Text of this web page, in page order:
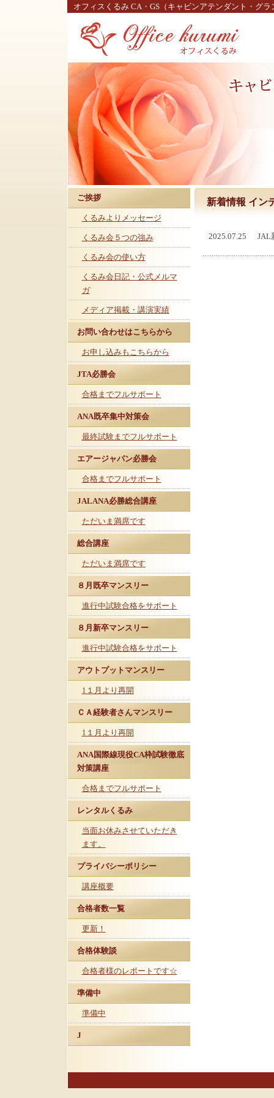
オフィスくるみ CA・GS（キャビンアテンダント・グ
ご挨拶
くるみよりメッセージ
くるみ会５つの強み
くるみ会の使い方
くるみ会日記・公式メルマ
ガ
メディア掲載・講演実績
お問い合わせはこちらから
お申し込みもこちらから
JTA必勝会
合格までフルサポート
ANA既卒集中対策会
最終試験までフルサポート
エアージャパン必勝会
合格までフルサポート
JALANA必勝総合講座
ただいま満席です
総合講座
ただいま満席です
８月既卒マンスリー
進行中試験合格をサポート
８月新卒マンスリー
進行中試験合格をサポート
アウトプットマンスリー
1１月より再開
ＣＡ経験者さんマンスリー
1１月より再開
ANA国際線現役CA枠試験徹底
対策講座
合格までフルサポート
レンタルくるみ
当面お休みさせていただき
ます。
プライバシーポリシー
講座概要
合格者数一覧
更新！
合格体験談
合格者様のレポートです☆
準備中
準備中
J
新着情報 イン
2025.07.25 JAL